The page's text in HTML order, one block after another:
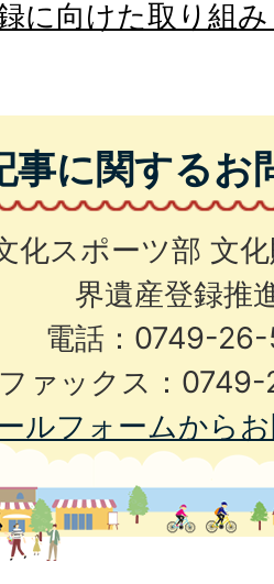
に向けた取り組
事に関するお
化スポーツ部 文
界遺産登録推
電話：0749-
ファックス：
ルフォームから